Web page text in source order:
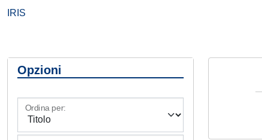
IRIS
Opzioni
Ordina per: